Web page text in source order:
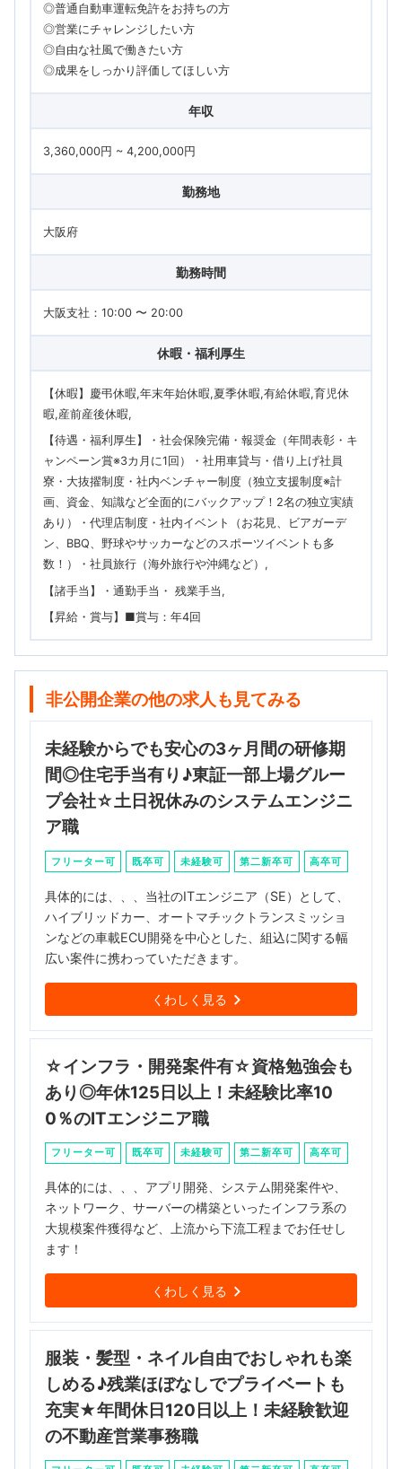
◎普通自動車運転免許をお持ちの方
◎営業にチャレンジしたい方
◎自由な社風で働きたい方
◎成果をしっかり評価してほしい方
年収
3,360,000円 ~ 4,200,000円
勤務地
大阪府
勤務時間
大阪支社：10:00 〜 20:00
休暇・福利厚生
【休暇】慶弔休暇,年末年始休暇,夏季休暇,有給休暇,育児休
暇,産前産後休暇
【待遇・福利厚生】・社会保険完備・報奨金（年間表彰・キ
ャンペーン賞※3カ月に1回）・社用車貸与・借り上げ社員
寮・大抜擢制度・社内ベンチャー制度（独立支援制度※計
画、資金、知識など全面的にバックアップ！2名の独立実績
あり）・代理店制度・社内イベント（お花見、ビアガーデ
ン、BBQ、野球やサッカーなどのスポーツイベントも多
数！）・社員旅行（海外旅行や沖縄など）
【諸手当】・通勤手当・ 残業手当
【昇給・賞与】■賞与：年4回
非公開企業の他の求人も見てみる
未経験からでも安心の3ヶ月間の研修期
間◎住宅手当有り♪東証一部上場グルー
プ会社☆土日祝休みのシステムエンジニ
ア職
フリーター可 既卒可 未経験可 第二新卒可 高卒可
具体的には、、、当社のITエンジニア（SE）として、
ハイブリッドカー、オートマチックトランスミッショ
ンなどの車載ECU開発を中心とした、組込に関する幅
広い案件に携わっていただきます。
くわしく見る
☆インフラ・開発案件有☆資格勉強会も
あり◎年休125日以上！未経験比率10
0％のITエンジニア職
フリーター可 既卒可 未経験可 第二新卒可 高卒可
具体的には、、、アプリ開発、システム開発案件や、
ネットワーク、サーバーの構築といったインフラ系の
大規模案件獲得など、上流から下流工程までお任せし
ます！
くわしく見る
服装・髪型・ネイル自由でおしゃれも楽
しめる♪残業ほぼなしでプライベートも
充実★年間休日120日以上！未経験歓迎
の不動産営業事務職